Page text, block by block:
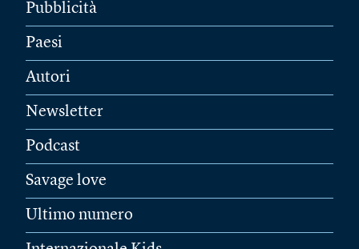
Pubblicità
Paesi
Autori
Newsletter
Podcast
Savage love
Ultimo numero